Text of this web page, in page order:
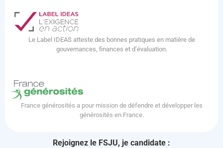
Le Label IDEAS atteste des bonnes pratiques en matière de
gouvernances, finances et d’évaluation.
France générosités a pour mission de défendre et développer les
générosités en France.
Rejoignez le FSJU, je candidate :